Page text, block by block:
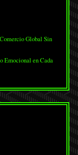
Global Sin
en Cada